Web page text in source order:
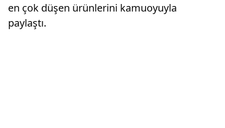
en çok düşen ürünlerini kamuoyuyla
paylaştı.